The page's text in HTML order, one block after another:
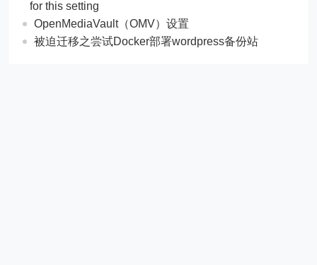
for this setting
OpenMediaVault（OMV）设置
被迫迁移之尝试Docker部署wordpress备份站